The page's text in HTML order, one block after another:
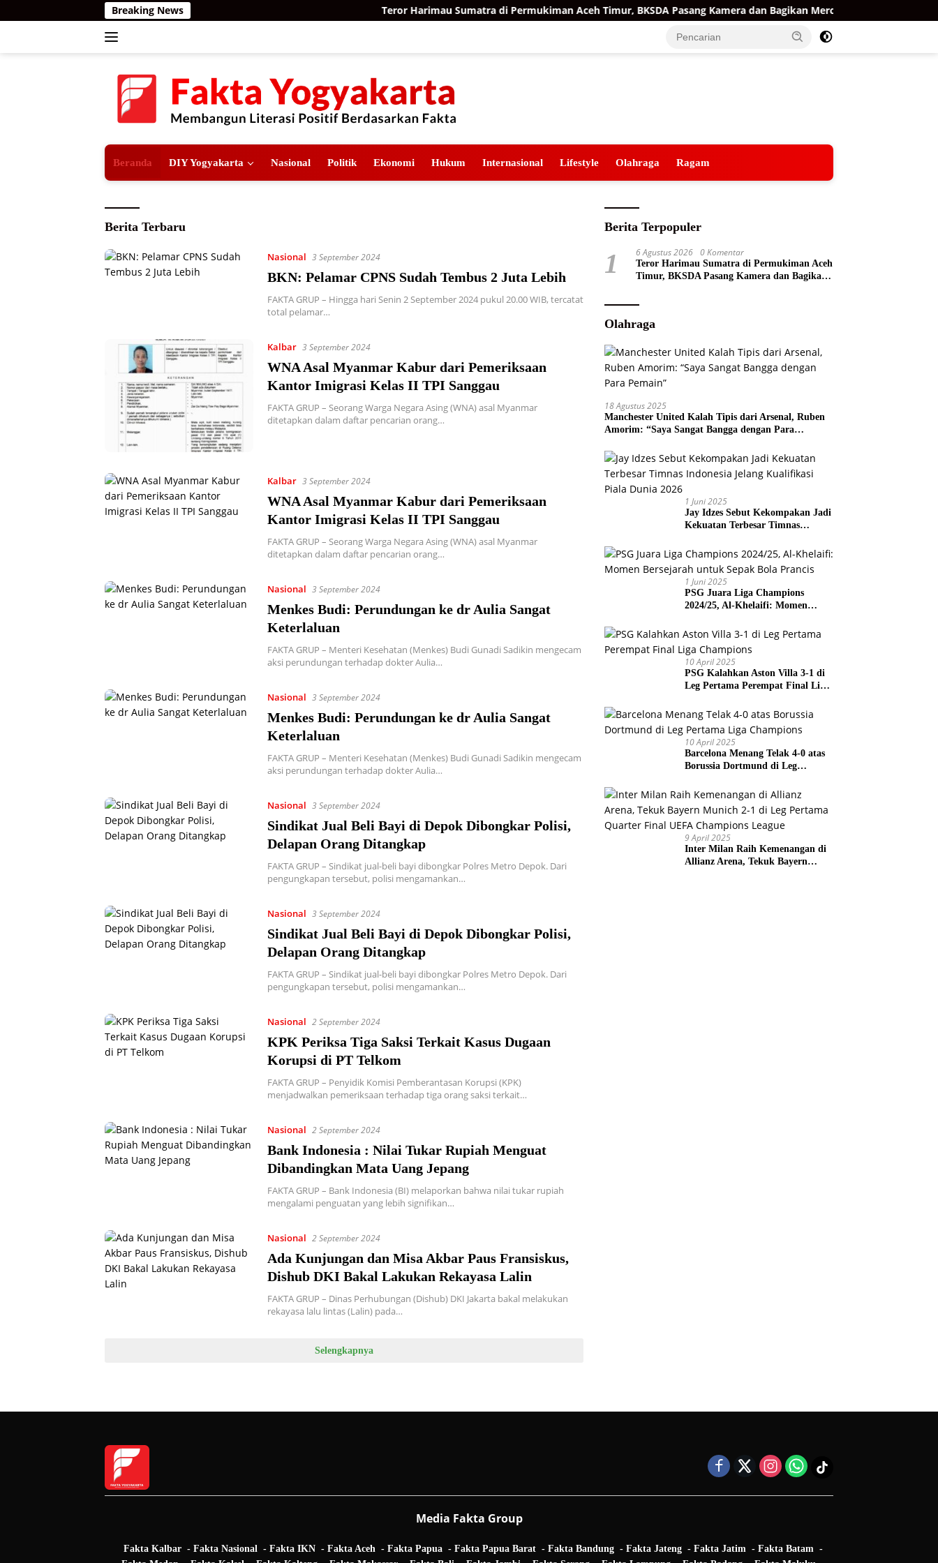
ke
Breaking News Teror Harimau Sumatra di Permukiman Aceh Timur, BKSDA Pasang Kamera dan Bagikan Mercon
Beranda DIY Yogyakarta Nasional Politik Ekonomi Hukum Internasional Lifestyle Olahraga Ragam
Fakta
Berita Terbaru
Nasional 3 September 2024
BKN: Pelamar CPNS Sudah Tembus 2 Juta Lebih
FAKTA GRUP – Hingga hari Senin 2 September 2024 pukul 20.00 WIB, tercatat
total pelamar…
Kalbar 3 September 2024
WNA Asal Myanmar Kabur dari Pemeriksaan
Kantor Imigrasi Kelas II TPI Sanggau
FAKTA GRUP – Seorang Warga Negara Asing (WNA) asal Myanmar
ditetapkan dalam daftar pencarian orang…
Kalbar 3 September 2024
WNA Asal Myanmar Kabur dari Pemeriksaan
Kantor Imigrasi Kelas II TPI Sanggau
FAKTA GRUP – Seorang Warga Negara Asing (WNA) asal Myanmar
ditetapkan dalam daftar pencarian orang…
Nasional 3 September 2024
Menkes Budi: Perundungan ke dr Aulia Sangat
Keterlaluan
FAKTA GRUP – Menteri Kesehatan (Menkes) Budi Gunadi Sadikin mengecam
aksi perundungan terhadap dokter Aulia…
Nasional 3 September 2024
Menkes Budi: Perundungan ke dr Aulia Sangat
Keterlaluan
FAKTA GRUP – Menteri Kesehatan (Menkes) Budi Gunadi Sadikin mengecam
aksi perundungan terhadap dokter Aulia…
Nasional 3 September 2024
Sindikat Jual Beli Bayi di Depok Dibongkar Polisi,
Delapan Orang Ditangkap
FAKTA GRUP – Sindikat jual-beli bayi dibongkar Polres Metro Depok. Dari
pengungkapan tersebut, polisi mengamankan…
Nasional 3 September 2024
Sindikat Jual Beli Bayi di Depok Dibongkar Polisi,
Delapan Orang Ditangkap
FAKTA GRUP – Sindikat jual-beli bayi dibongkar Polres Metro Depok. Dari
pengungkapan tersebut, polisi mengamankan…
Nasional 2 September 2024
KPK Periksa Tiga Saksi Terkait Kasus Dugaan
Korupsi di PT Telkom
FAKTA GRUP – Penyidik Komisi Pemberantasan Korupsi (KPK)
menjadwalkan pemeriksaan terhadap tiga orang saksi terkait…
Nasional 2 September 2024
Bank Indonesia : Nilai Tukar Rupiah Menguat
Dibandingkan Mata Uang Jepang
FAKTA GRUP – Bank Indonesia (BI) melaporkan bahwa nilai tukar rupiah
mengalami penguatan yang lebih signifikan…
Nasional 2 September 2024
Ada Kunjungan dan Misa Akbar Paus Fransiskus,
Dishub DKI Bakal Lakukan Rekayasa Lalin
FAKTA GRUP – Dinas Perhubungan (Dishub) DKI Jakarta bakal melakukan
rekayasa lalu lintas (Lalin) pada…
Selengkapnya
Berita Terpopuler
1 6 Agustus 2026 0 Komentar
Teror Harimau Sumatra di Permukiman Aceh
Timur, BKSDA Pasang Kamera dan Bagikan
Olahraga
18 Agustus 2025
Manchester United Kalah Tipis dari Arsenal, Ruben
Amorim: “Saya Sangat Bangga dengan Para
1 Juni 2025
Jay Idzes Sebut Kekompakan Jadi
Kekuatan Terbesar Timnas
Dunia 2026
1 Juni 2025
PSG Juara Liga Champions
2024/25, Al-Khelaifi: Momen
Prancis
10 April 2025
PSG Kalahkan Aston Villa 3-1 di
Leg Pertama Perempat Final Liga
10 April 2025
Barcelona Menang Telak 4-0 atas
Borussia Dortmund di Leg
9 April 2025
Inter Milan Raih Kemenangan di
Allianz Arena, Tekuk Bayern
Media Fakta Group
Fakta Kalbar Fakta Nasional Fakta IKN Fakta Aceh Fakta Papua Fakta Papua Barat Fakta Bandung Fakta Jateng Fakta Jatim
Fakta Batam